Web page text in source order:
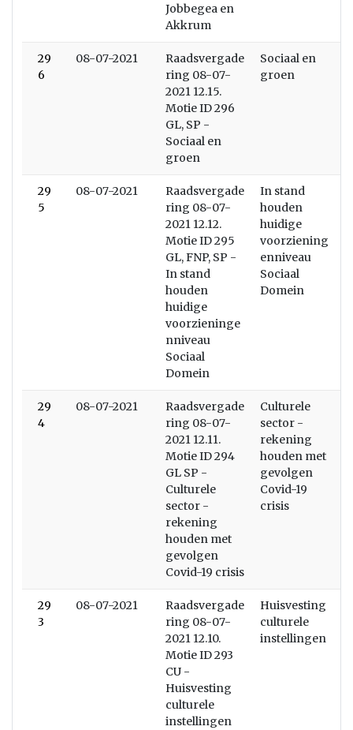
Jobbegea en
Akkrum
29
6
08-07-2021
Raadsvergade
ring 08-07-
2021 12.15.
Motie ID 296
GL, SP -
Sociaal en
groen
Sociaal en
groen
29
5
08-07-2021
Raadsvergade
ring 08-07-
2021 12.12.
Motie ID 295
GL, FNP, SP -
In stand
houden
huidige
voorzieninge
nniveau
Sociaal
Domein
In stand
houden
huidige
voorziening
enniveau
Sociaal
Domein
29
4
08-07-2021
Raadsvergade
ring 08-07-
2021 12.11.
Motie ID 294
GL SP -
Culturele
sector -
rekening
houden met
gevolgen
Covid-19 crisis
Culturele
sector -
rekening
houden met
gevolgen
Covid-19
crisis
29
3
08-07-2021
Raadsvergade
ring 08-07-
2021 12.10.
Motie ID 293
CU -
Huisvesting
culturele
instellingen
Huisvesting
culturele
instellingen